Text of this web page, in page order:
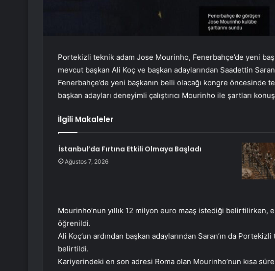
Portekizli teknik adam Jose Mourinho, Fenerbahçe’de yeni
mevcut başkan Ali Koç ve başkan adaylarından Saadettin
Fenerbahçe’de yeni başkanın belli olacağı kongre öncesinde
başkan adayları deneyimli çalıştırıcı Mourinho ile şartları
İlgili Makaleler
İstanbul’da Fırtına Etkili Olmaya Başladı
Ağustos 7, 2026
Mourinho’nun yıllık 12 milyon euro maaş istediği
öğrenildi.
Ali Koç’un ardından başkan adaylarından Saran’ın da
belirtildi.
Kariyerindeki en son adresi Roma olan Mourinho’nun kısa